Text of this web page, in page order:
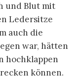
und Blut mit
Ledersitze
auch die
war, hätten
hochklappen
können.